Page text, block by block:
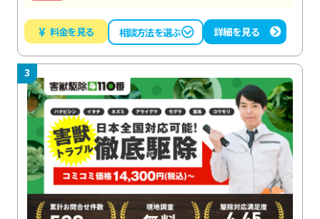
¥ 料金を見る 相談方法を選ぶ 詳細を見る
3